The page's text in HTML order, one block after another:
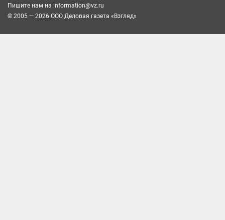
Пишите нам на information@vz.ru
© 2005 — 2026 ООО Деловая газета «Взгляд»